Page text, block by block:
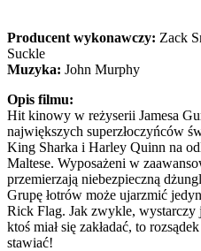
Producent wykonawczy: Zack
Suckle
Muzyka: John Murphy
Opis filmu:
Hit kinowy w reżyserii Jamesa
największych superzłoczyńców
King Sharka i Harley Quinn na
Maltese. Wyposażeni w
przemierzają niebezpieczną
Grupę łotrów może ujarzmić
Rick Flag. Jak zwykle, wystarczy
ktoś miał się zakładać, to
stawiać!